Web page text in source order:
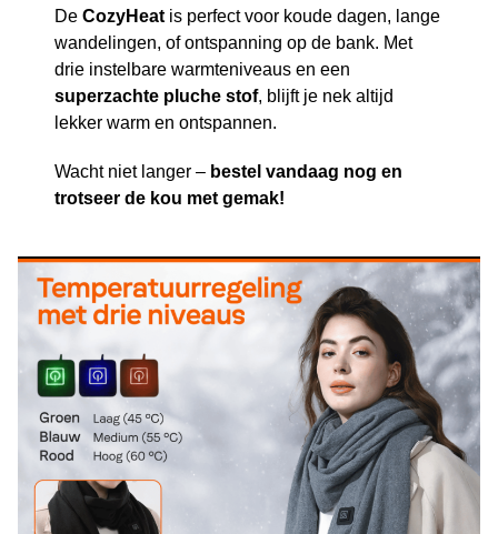
DeCozyHeat is perfect voor koude dagen, lange
wandelingen, of ontspanning op de bank. Met
drie instelbare warmteniveaus en een
superzachte pluche stof, blijft je nek altijd
lekker warm en ontspannen.
Wacht niet langer – bestel vandaag nog en
trotseer de kou met gemak!